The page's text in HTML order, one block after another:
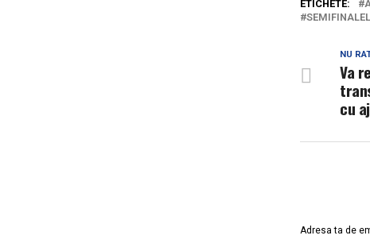
ETICHETE:
NU
Va
cu
Adresa ta de